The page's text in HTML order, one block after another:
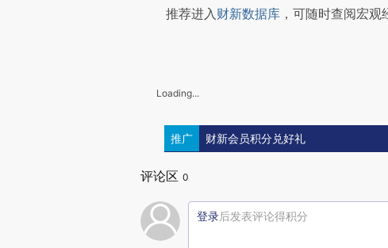
推荐进入财新数据库 ，可随时查阅宏
Loading...
推广 财新会员积分兑好礼
评论区 0
登录后发表评论得积分